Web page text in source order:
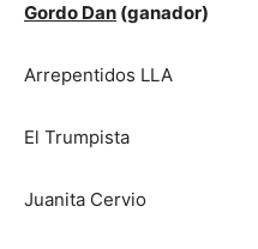
Gordo Dan (ganador)
Arrepentidos LLA
El Trumpista
Juanita Cervio